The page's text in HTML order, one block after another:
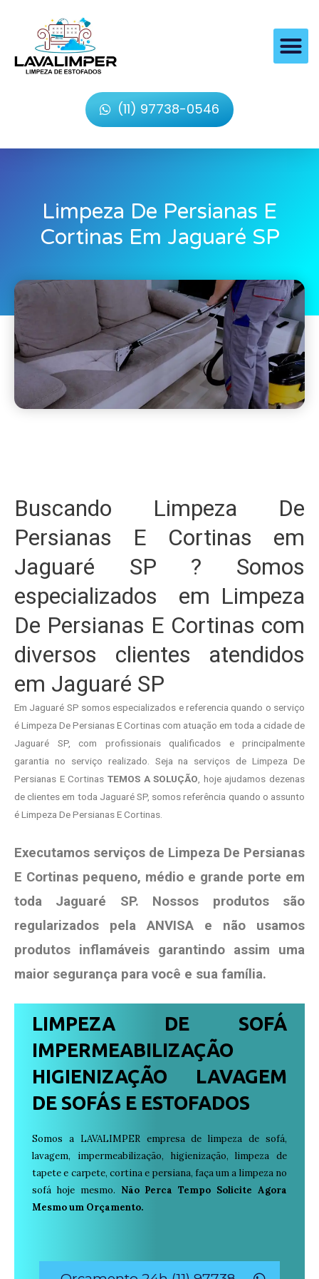
(11) 97738-0546
Limpeza De Persianas E
Cortinas Em Jaguaré SP
Buscando Limpeza De
Persianas E Cortinas em
Jaguaré SP ? Somos
especializados em Limpeza
De Persianas E Cortinas com
diversos clientes atendidos
em Jaguaré SP
Em Jaguaré SP somos especializados e referencia quando o serviço
é Limpeza De Persianas E Cortinas com atuação em toda a cidade de
Jaguaré SP, com profissionais qualificados e principalmente
garantia no serviço realizado. Seja na serviços de Limpeza De
Persianas E Cortinas TEMOS A SOLUÇÃO , hoje ajudamos dezenas
de clientes em toda Jaguaré SP, somos referência quando o assunto
é Limpeza De Persianas E Cortinas.
Executamos serviços de Limpeza De Persianas
E Cortinas pequeno, médio e grande porte em
toda Jaguaré SP. Nossos produtos são
regularizados pela ANVISA e não usamos
produtos inflamáveis garantindo assim uma
maior segurança para você e sua família.
LIMPEZA DE SOFÁ
IMPERMEABILIZAÇÃO
HIGIENIZAÇÃO LAVAGEM
DE SOFÁS E ESTOFADOS
Somos a LAVALIMPER empresa de limpeza de sofá,
lavagem, impermeabilização, higienização, limpeza de
tapete e carpete, cortina e persiana, faça um a limpeza no
sofá hoje mesmo. Não Perca Tempo Solicite Agora
Mesmo um Orçamento.